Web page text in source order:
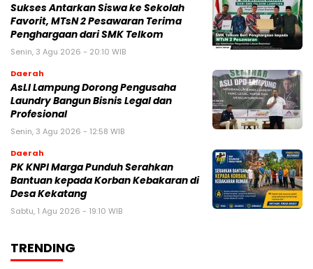
Sukses Antarkan Siswa ke Sekolah
Favorit, MTsN 2 Pesawaran Terima
Penghargaan dari SMK Telkom
Senin, 3 Agu 2026 - 20:10 WIB
Daerah
AsLI Lampung Dorong Pengusaha
Laundry Bangun Bisnis Legal dan
Profesional
Senin, 3 Agu 2026 - 12:58 WIB
Daerah
PK KNPI Marga Punduh Serahkan
Bantuan kepada Korban Kebakaran di
Desa Kekatang
Sabtu, 1 Agu 2026 - 19:10 WIB
TRENDING